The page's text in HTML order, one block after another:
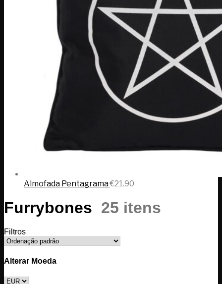
Almofada Pentagrama€21.90
Furrybones 25 itens
Filtros
Alterar Moeda